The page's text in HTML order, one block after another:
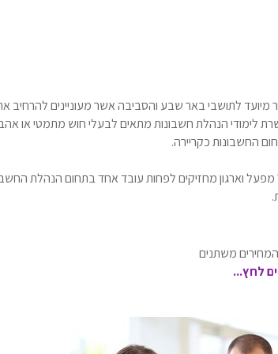
לתושבי באר שבע והסביבה אשר מעוניינים להרחיב את
לימודי הנהלת חשבונות מתאים לבעלי חוש מתמטי או
החשבונות כקריירה.
וארגון מחזיקים לפחות עובד אחד בתחום הנהלת
המחירים משתנים
לחץ...